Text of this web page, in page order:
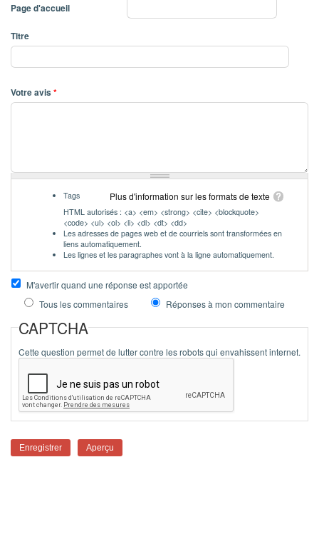
Page d'accueil
Titre
Votre avis*
Plus d'information sur les formats de texte
Tags
HTML autorisés : <a> <em> <strong> <cite> <blockquote>
<code> <ul> <ol> <li> <dl> <dt> <dd>
Les adresses de pages web et de courriels sont transformées en
liens automatiquement.
Les lignes et les paragraphes vont à la ligne automatiquement.
M'avertir quand une réponse est apportée
Tous les commentaires
Réponses à mon commentaire
CAPTCHA
Cette question permet de lutter contre les robots qui envahissent internet.